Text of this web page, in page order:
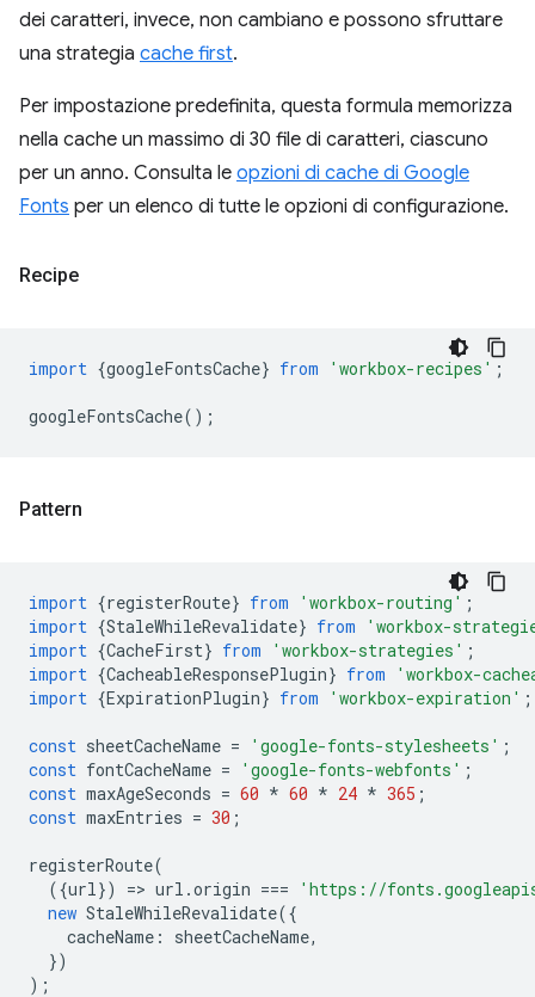
dei caratteri, invece, non cambiano e possono sfruttare
una strategia cache first.
Per impostazione predefinita, questa formula memorizza
nella cache un massimo di 30 file di caratteri, ciascuno
per un anno. Consulta le opzioni di cache di Google
Fonts per un elenco di tutte le opzioni di configurazione.
Recipe
import {googleFontsCache} from 'workbox-recipes' ;
googleFontsCache();
Pattern
import {registerRoute} from 'workbox-routing' ;
import {StaleWhileRevalidate} from
'workbox-
import {CacheFirst} from 'workbox-strategies' ;
import {CacheableResponsePlugin} from
'workbox-
import {ExpirationPlugin} from 'workbox-expiration' ;
const sheetCacheName = 'google-fonts-stylesheets' ;
const fontCacheName = 'google-fonts-webfonts' ;
const maxAgeSeconds = 60 * 60 * 24 * 365 ;
const maxEntries = 30 ;
registerRoute(
({url}) => url .origin ===
'https://
new StaleWhileRevalidate({
cacheName : sheetCacheName,
})
);